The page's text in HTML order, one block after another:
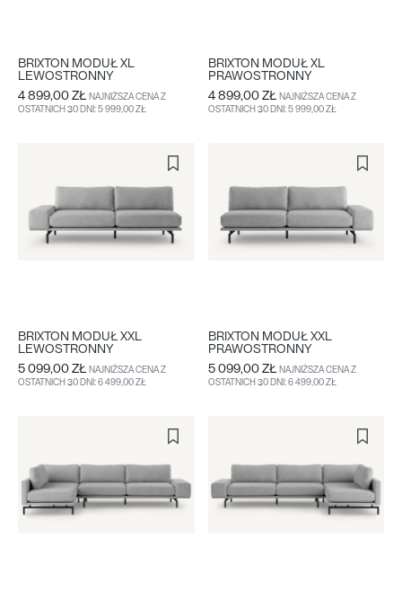
BRIXTON MODUŁ XL
LEWOSTRONNY
4 899,00 ZŁ NAJNIŻSZA CENA Z
OSTATNICH 30 DNI: 5 999,00 ZŁ
BRIXTON MODUŁ XL
PRAWOSTRONNY
4 899,00 ZŁ NAJNIŻSZA CENA Z
OSTATNICH 30 DNI: 5 999,00 ZŁ
BRIXTON MODUŁ XXL
LEWOSTRONNY
5 099,00 ZŁ NAJNIŻSZA CENA Z
OSTATNICH 30 DNI: 6 499,00 ZŁ
BRIXTON MODUŁ XXL
PRAWOSTRONNY
5 099,00 ZŁ NAJNIŻSZA CENA Z
OSTATNICH 30 DNI: 6 499,00 ZŁ